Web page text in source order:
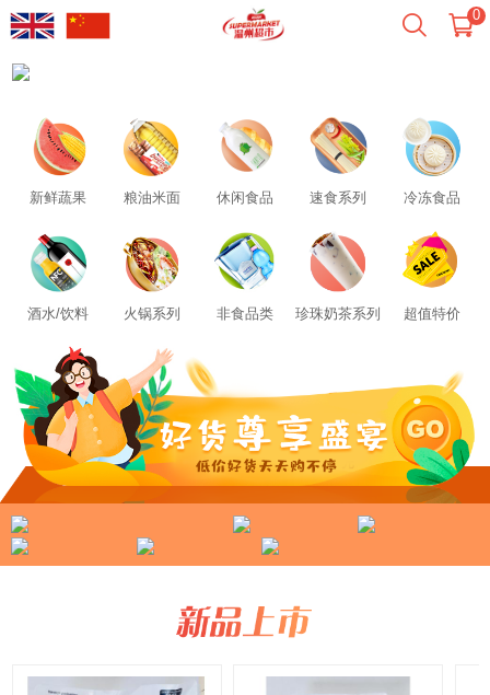
0
新鲜蔬果 粮油米面 休闲食品 速食系列 冷冻食品
酒水/饮料 火锅系列 非食品类 珍珠奶茶系列 超值特价